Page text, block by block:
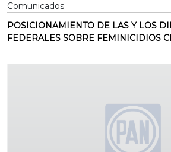
Comunicados
POSICIONAMIENTO DE LAS Y LOS
FEDERALES SOBRE FEMINICIDIOS